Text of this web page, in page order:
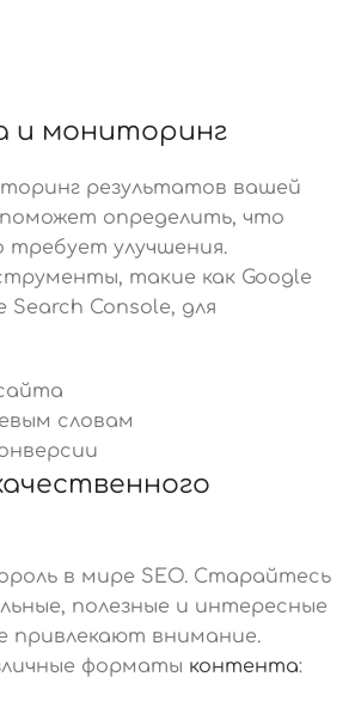
и мониторинг
результатов вашей
определить, что
улучшения.
такие как Google
Search Console, для
словам
в мире SEO. Старайтесь
полезные и интересные
привлекают внимание.
форматы контента: